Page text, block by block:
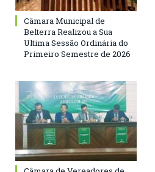
Câmara Municipal de
Belterra Realizou a Sua
Ultima Sessão Ordinária do
Primeiro Semestre de 2026